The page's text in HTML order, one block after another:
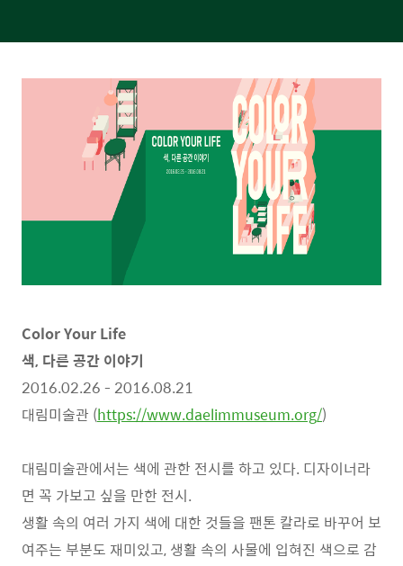
Color Your Life
색, 다른 공간 이야기
2016.02.26 - 2016.08.21
대림미술관 (https://www.daelimmuseum.org/)
대림미술관에서는 색에 관한 전시를 하고 있다. 디자이너라
면 꼭 가보고 싶을 만한 전시.
생활 속의 여러 가지 색에 대한 것들을 팬톤 칼라로 바꾸어 보
여주는 부분도 재미있고, 생활 속의 사물에 입혀진 색으로 감